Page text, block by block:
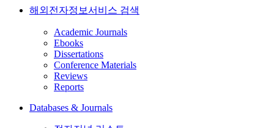
해외전자정보서비스 검색
Academic Journals
Ebooks
Dissertations
Conference Materials
Reviews
Reports
Databases & Journals